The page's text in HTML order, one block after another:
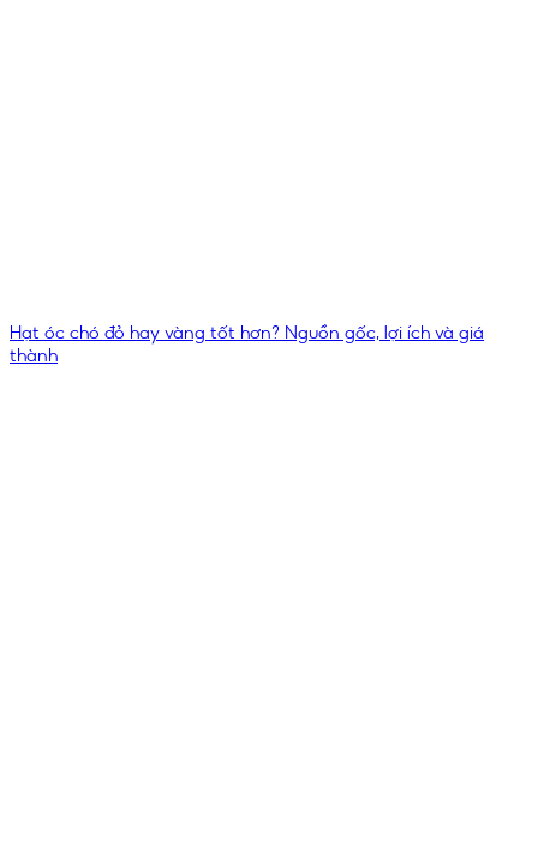
Hạt óc chó đỏ hay vàng tốt hơn? Nguồn gốc, lợi ích và giá
thành